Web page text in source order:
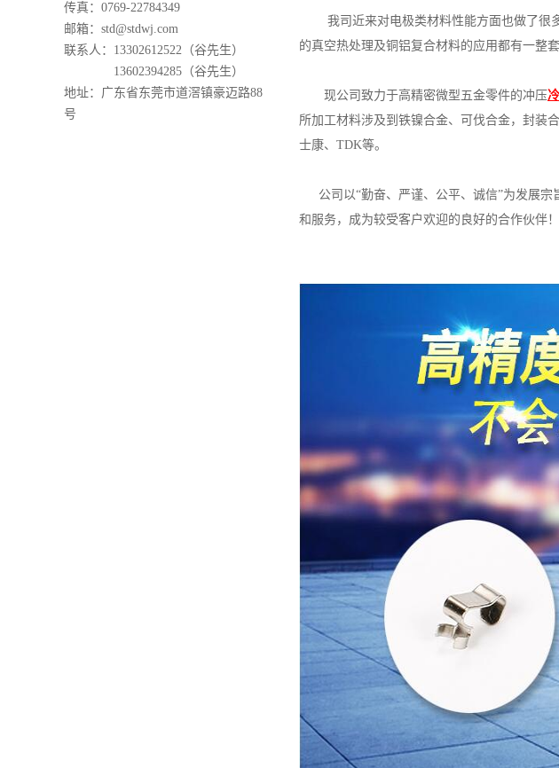
传真：0769-22784349
邮箱：std@stdwj.com
联系人：13302612522（谷先生）
13602394285（谷先生）
地址：广东省东莞市道滘镇豪迈路88
号
我司近来对电极类材料性能方面也做了很
的真空热处理及铜铝复合材料的应用都有一整
现公司致力于高精密微型五金零件的冲压
所加工材料涉及到铁镍合金、可伐合金，封装
士康、TDK等。
公司以“勤奋、严谨、公平、诚信”为发展宗
和服务，成为较受客户欢迎的良好的合作伙伴